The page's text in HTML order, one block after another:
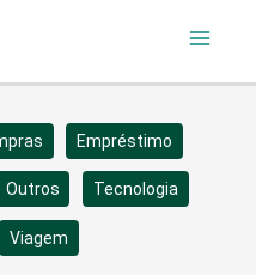
Empréstimo
Outros Tecnologia
Viagem